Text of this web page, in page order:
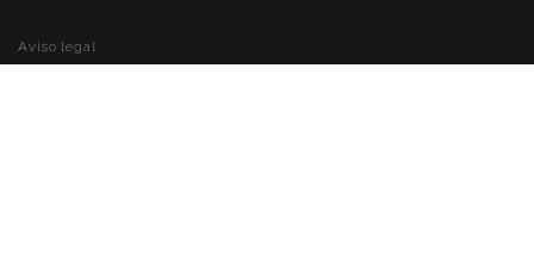
Aviso legal